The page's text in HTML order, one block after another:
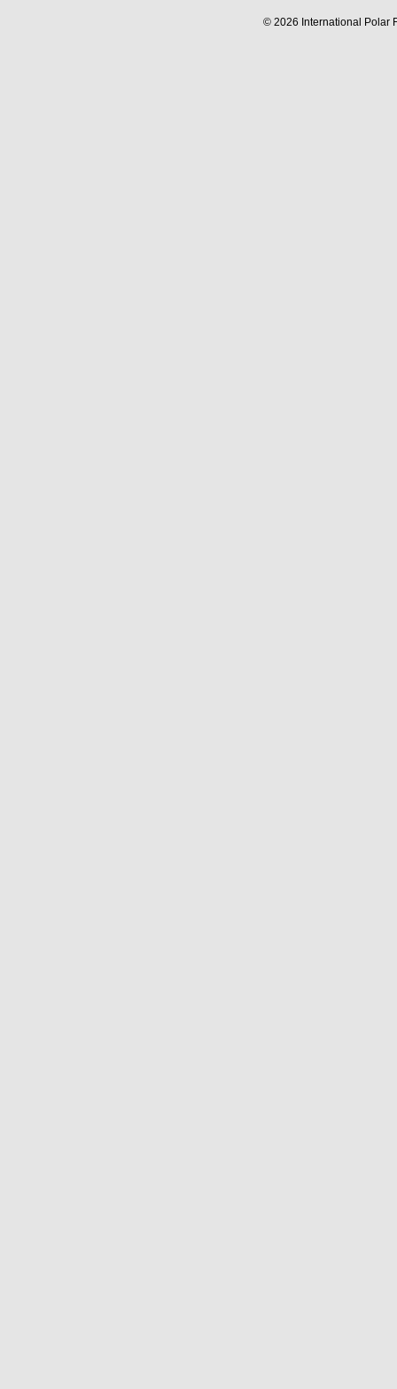
© 2026 International Polar